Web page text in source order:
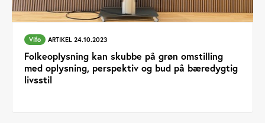
Vifo ARTIKEL 24.10.2023
Folkeoplysning kan skubbe på grøn omstilling
med oplysning, perspektiv og bud på bæredygtig
livsstil